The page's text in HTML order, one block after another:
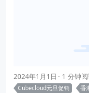
2024年1月1日 1 分钟
Cubecloud元旦促销
香